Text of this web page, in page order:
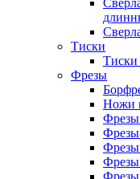
Тиски
Тиски
Фрезы
Ножи
Фрезы
Фрезы
Фрезы
Фрезы
Фрезы